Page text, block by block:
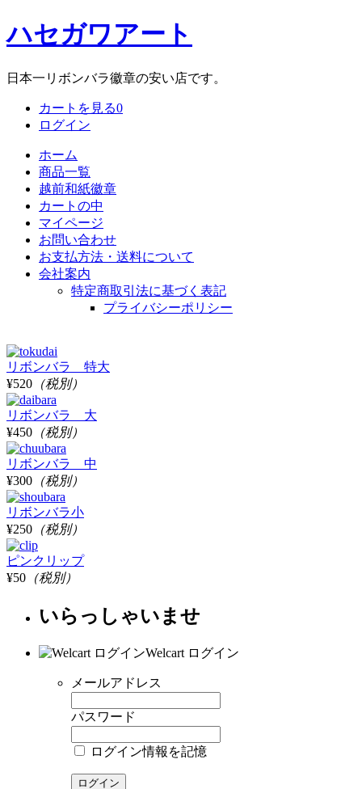
ハセガワアート
日本一リボンバラ徽章の安い店です。
カートを見る0
ログイン
ホーム
商品一覧
越前和紙徽章
カートの中
マイページ
お問い合わせ
お支払方法・送料について
会社案内
特定商取引法に基づく表記
プライバシーポリシー
リボンバラ 特大
¥520 （税別）
リボンバラ 大
¥450 （税別）
リボンバラ 中
¥300 （税別）
リボンバラ小
¥250 （税別）
ピンクリップ
¥50 （税別）
いらっしゃいませ
Welcart ログイン
メールアドレス
パスワード
ログイン情報を記憶